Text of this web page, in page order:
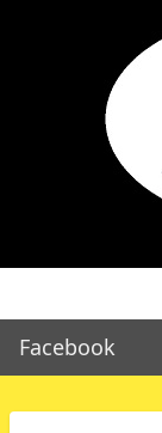
Main
navigation
Facebook